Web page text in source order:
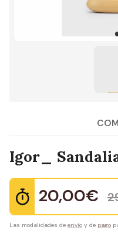
Igor_
20,00€
Las modalidades de envío y de pago